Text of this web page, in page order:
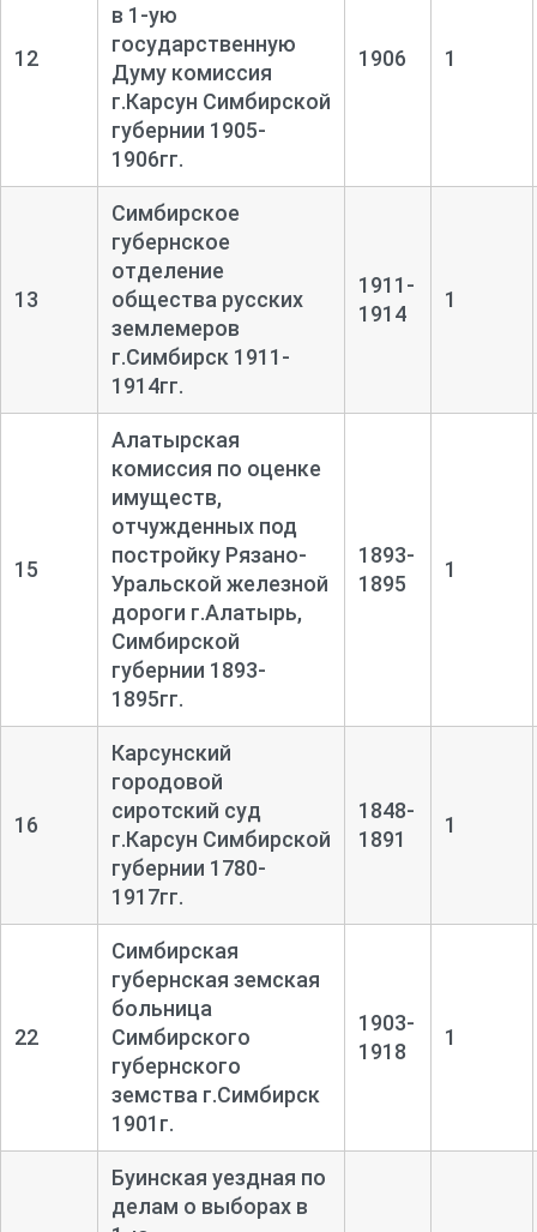
12
в 1-ую
государственную
Думу комиссия
г.Карсун Симбирской
губернии 1905-
1906гг.
1906 1
13
Симбирское
губернское
отделение
общества русских
землемеров
г.Симбирск 1911-
1914гг.
1911-
1914
1
15
Алатырская
комиссия по оценке
имуществ,
отчужденных под
постройку Рязано-
Уральской железной
дороги г.Алатырь,
Симбирской
губернии 1893-
1895гг.
1893-
1895
1
16
Карсунский
городовой
сиротский суд
г.Карсун Симбирской
губернии 1780-
1917гг.
1848-
1891
1
22
Симбирская
губернская земская
больница
Симбирского
губернского
земства г.Симбирск
1901г.
1903-
1918
1
Буинская уездная по
делам о выборах в